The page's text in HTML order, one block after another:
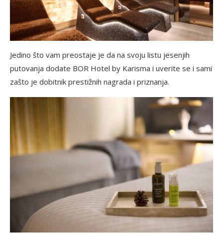
Jedino što vam preostaje je da na svoju listu jesenjih
putovanja dodate BOR Hotel by Karisma i uverite se i sami
zašto je dobitnik prestižnih nagrada i priznanja.